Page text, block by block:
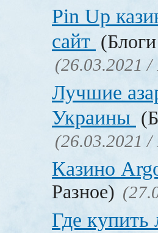
Pin Up
сайт
(26.03.2021 /
Лучшие
Украины
(26.03.2021 /
Казино
Разное)
Где купить